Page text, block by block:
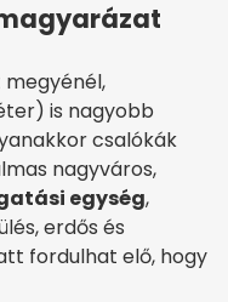
is nagyobb
csalókák
nagyváros,
egység,
erdős és
fordulhat elő, hogy